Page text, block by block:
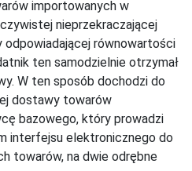
importowanych w
nieprzekraczającej
równowartości
ten samodzielnie otrzymał
W ten sposób dochodzi do
dostawy towarów
bazowego, który prowadzi
interfejsu elektronicznego do
towarów, na dwie odrębne